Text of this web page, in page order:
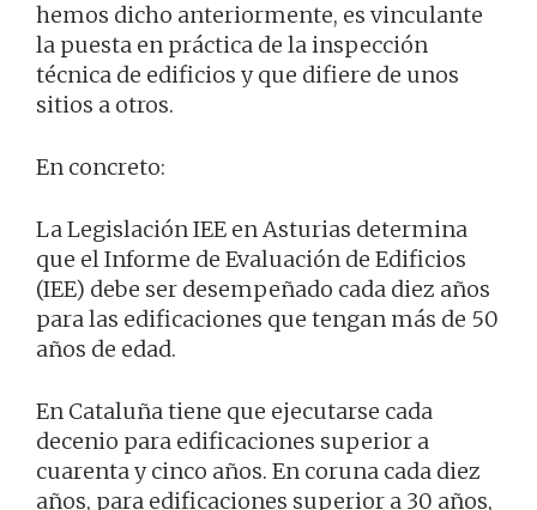
hemos dicho anteriormente, es vinculante
la puesta en práctica de la inspección
técnica de edificios y que difiere de unos
sitios a otros.
En concreto:
La Legislación IEE en Asturias determina
que el Informe de Evaluación de Edificios
(IEE) debe ser desempeñado cada diez años
para las edificaciones que tengan más de 50
años de edad.
En Cataluña tiene que ejecutarse cada
decenio para edificaciones superior a
cuarenta y cinco años. En coruna cada diez
años, para edificaciones superior a 30 años,